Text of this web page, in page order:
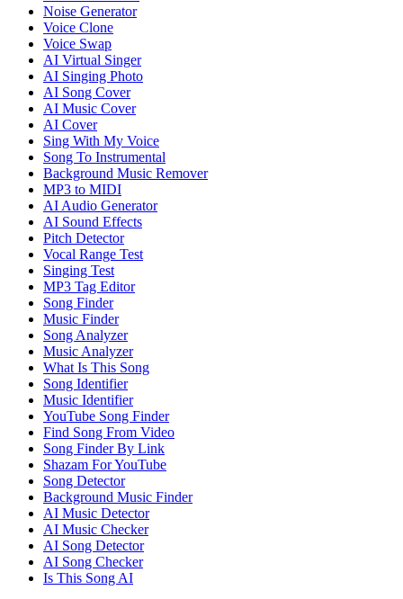
Noise Generator
Voice Clone
Voice Swap
AI Virtual Singer
AI Singing Photo
AI Song Cover
AI Music Cover
AI Cover
Sing With My Voice
Song To Instrumental
Background Music Remover
MP3 to MIDI
AI Audio Generator
AI Sound Effects
Pitch Detector
Vocal Range Test
Singing Test
MP3 Tag Editor
Song Finder
Music Finder
Song Analyzer
Music Analyzer
What Is This Song
Song Identifier
Music Identifier
YouTube Song Finder
Find Song From Video
Song Finder By Link
Shazam For YouTube
Song Detector
Background Music Finder
AI Music Detector
AI Music Checker
AI Song Detector
AI Song Checker
Is This Song AI